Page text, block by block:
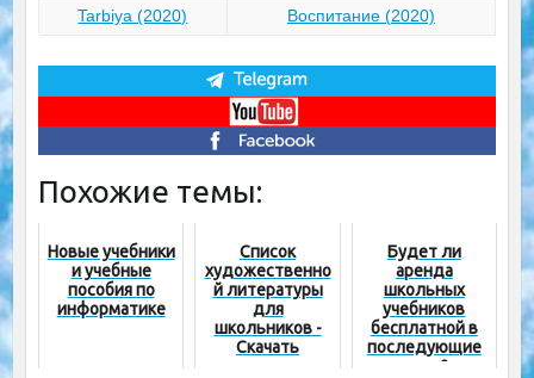
Tarbiya (2020) Воспитание (2020)
Похожие темы:
Новые учебники
и учебные
пособия по
информатике
Список
художественно
й литературы
для
школьников -
Скачать
Будет ли
аренда
школьных
учебников
бесплатной в
последующие
годы?